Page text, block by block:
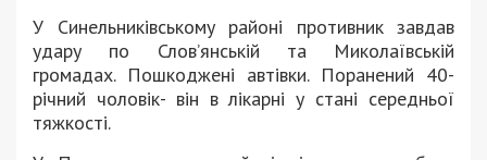
У Синельниківському районі противник завдав
удару по Слов’янській та Миколаївській
громадах. Пошкоджені автівки. Поранений 40-
річний чоловік- він в лікарні у стані середньої
тяжкості.